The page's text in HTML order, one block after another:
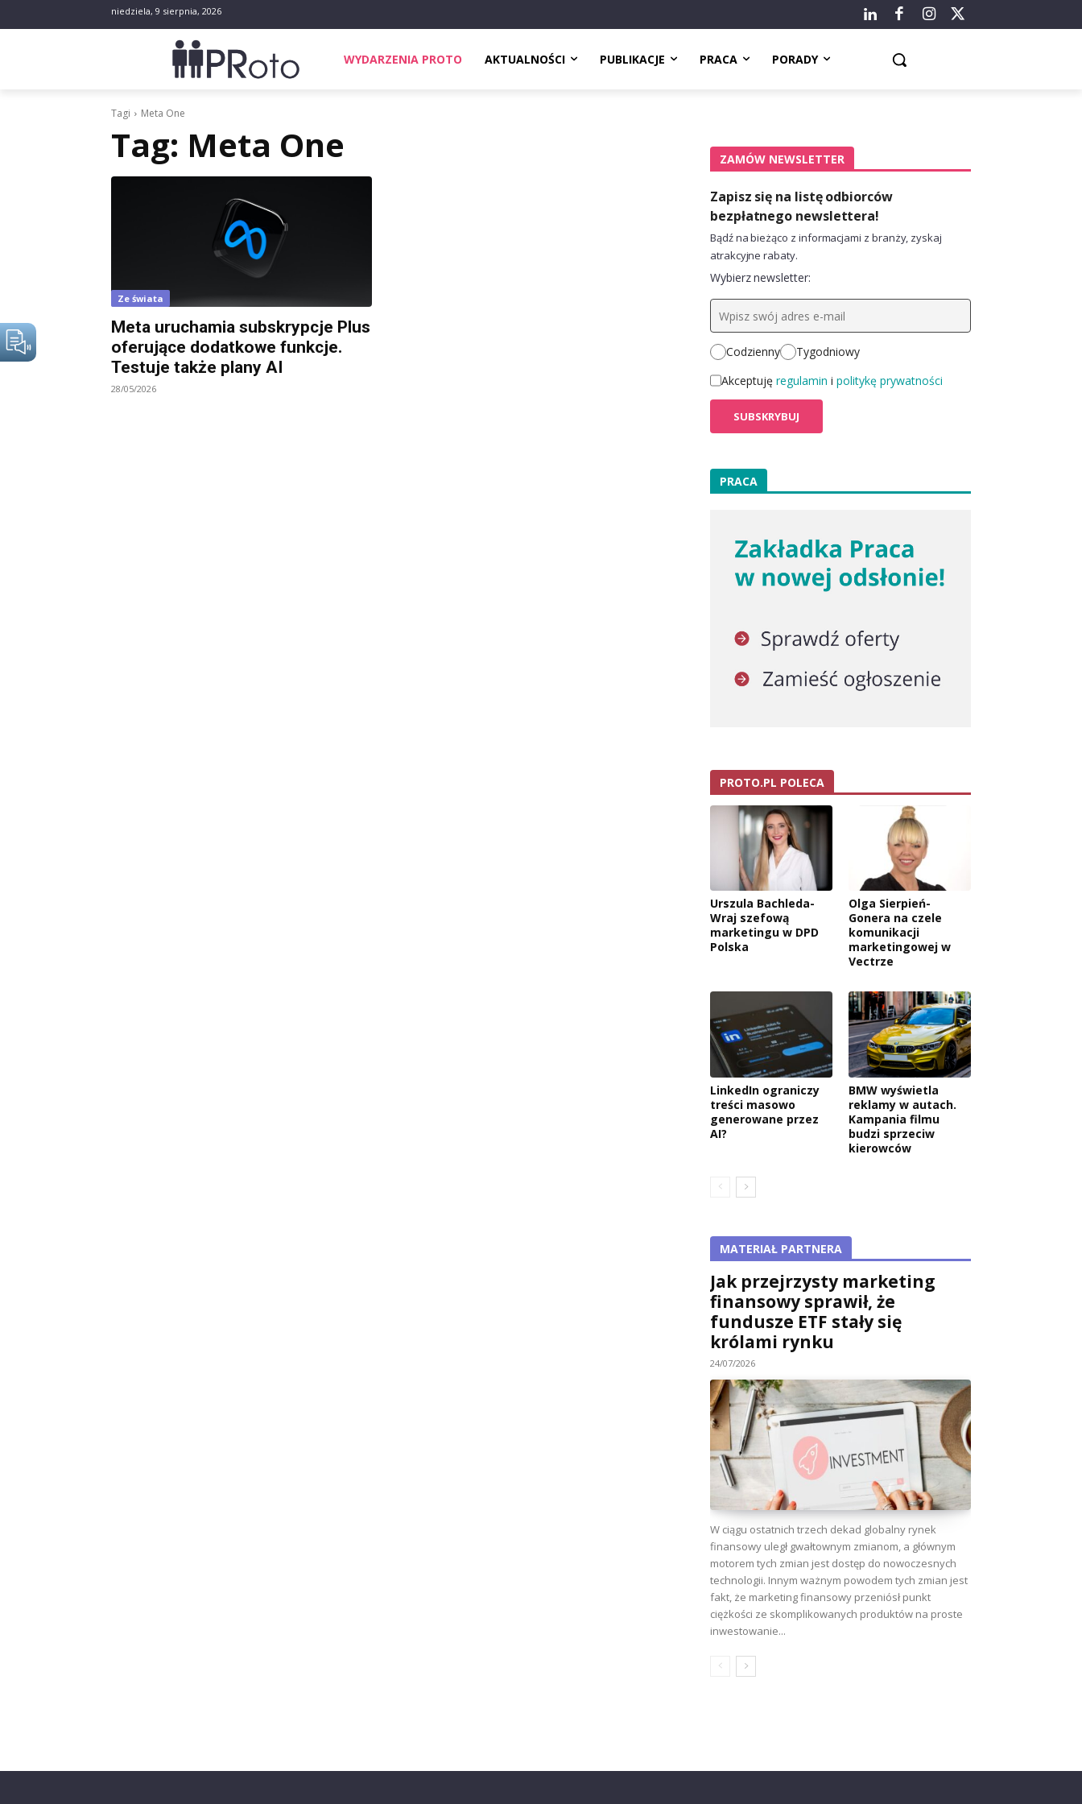
niedziela, 9 sierpnia, 2026
WYDARZENIA PROTO AKTUALNOŚCI PUBLIKACJE PRACA PORADY
Tagi Meta One
Tag: Meta One
Ze świata
Meta uruchamia subskrypcje Plus
oferujące dodatkowe funkcje.
Testuje także plany AI
28/05/2026
ZAMÓW NEWSLETTER
Zapisz się na listę odbiorców
bezpłatnego newslettera!
Bądź na bieżąco z informacjami z branży, zyskaj
atrakcyjne rabaty.
Wybierz newsletter:
Codzienny
Tygodniowy
Akceptuję regulamin i politykę prywatności
PRACA
PROTO.PL POLECA
Urszula Bachleda-
Wraj szefową
marketingu w DPD
Polska
Olga Sierpień-
Gonera na czele
komunikacji
marketingowej w
Vectrze
LinkedIn ograniczy
treści masowo
generowane przez
AI?
BMW wyświetla
reklamy w autach.
Kampania filmu
budzi sprzeciw
kierowców
MATERIAŁ PARTNERA
Jak przejrzysty marketing
finansowy sprawił, że
fundusze ETF stały się
królami rynku
24/07/2026
W ciągu ostatnich trzech dekad globalny rynek
finansowy uległ gwałtownym zmianom, a głównym
motorem tych zmian jest dostęp do nowoczesnych
technologii. Innym ważnym powodem tych zmian jest
fakt, że marketing finansowy przeniósł punkt
ciężkości ze skomplikowanych produktów na proste
inwestowanie...